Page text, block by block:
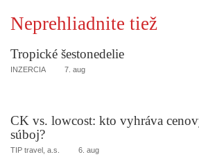
Neprehliadnite tiež
Tropické šestonedelie
INZERCIA 7. aug
CK vs. lowcost: kto vyhráva
súboj?
TIP travel, a.s. 6. aug